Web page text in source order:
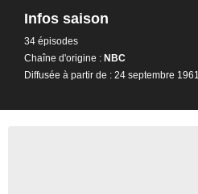
Infos saison
34 épisodes
Chaîne d'origine : NBC
Diffusée à partir de : 24 septembre 1961